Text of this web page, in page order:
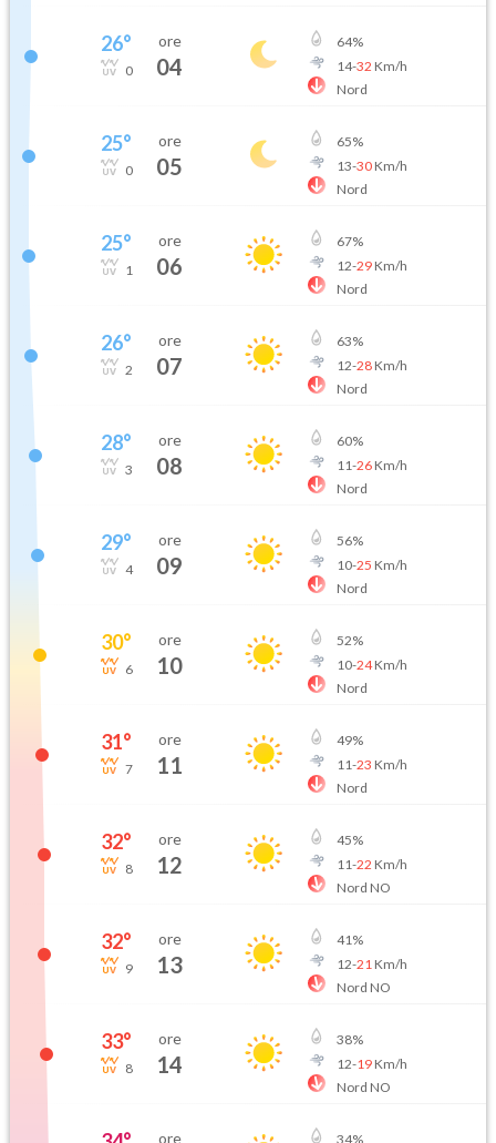
26°
0
ore
04
64%
14-32 Km/h
Nord
25°
0
ore
05
65%
13-30Km/h
Nord
25°
1
ore
06
67%
12-29Km/h
Nord
26°
2
ore
07
63%
12-28Km/h
Nord
28°
3
ore
08
60%
11-26Km/h
Nord
29°
4
ore
09
56%
10-25 Km/h
Nord
30°
6
ore
10
52%
10-24Km/h
Nord
31°
7
ore
11
49%
11-23 Km/h
Nord
32°
8
ore
12
45%
11-22 Km/h
Nord NO
32°
9
ore
13
41%
12-21 Km/h
Nord NO
33°
8
ore
14
38%
12-19Km/h
Nord NO
ore 34%